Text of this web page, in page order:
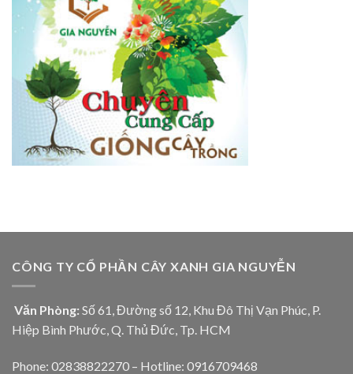
CÔNG TY CỔ PHẦN CÂY XANH GIA NGUYỄN
Văn Phòng: Số 61, Đường số 12, Khu Đô Thị Vạn Phúc, P.
Hiệp Bình Phước, Q. Thủ Đức, Tp. HCM
Phone: 02838822270 – Hotline: 0916709468